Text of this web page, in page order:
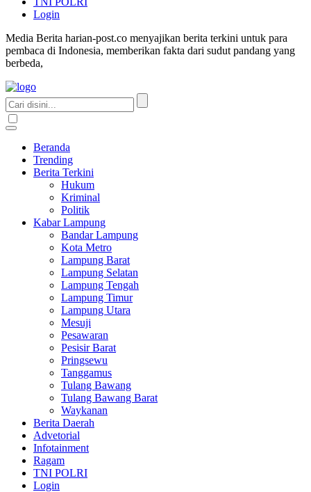
Login
Media Berita harian-post.co menyajikan berita terkini untuk para
pembaca di Indonesia, memberikan fakta dari sudut pandang yang
berbeda,
Beranda
Trending
Berita Terkini
Hukum
Kriminal
Politik
Kabar Lampung
Bandar Lampung
Kota Metro
Lampung Barat
Lampung Selatan
Lampung Tengah
Lampung Timur
Lampung Utara
Mesuji
Pesawaran
Pesisir Barat
Pringsewu
Tanggamus
Tulang Bawang
Tulang Bawang Barat
Waykanan
Berita Daerah
Advetorial
Infotainment
Ragam
TNI POLRI
Login